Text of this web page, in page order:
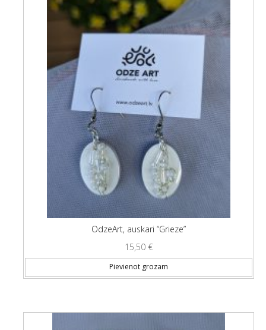
OdzeArt, auskari “Grieze”
15,50 €
Pievienot grozam